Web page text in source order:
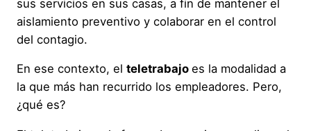
sus servicios en sus casas, a fin de mantener el
aislamiento preventivo y colaborar en el control
del contagio.
En ese contexto, el teletrabajo es la modalidad a
la que más han recurrido los empleadores. Pero,
¿qué es?